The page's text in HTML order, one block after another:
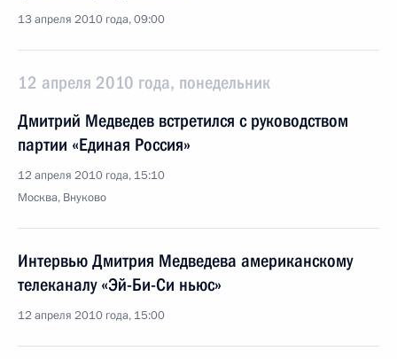
13 апреля 2010 года, 09:00
12 апреля 2010 года, понедельник
Дмитрий Медведев встретился с руководством
партии «Единая Россия»
12 апреля 2010 года, 15:10
Москва, Внуково
Интервью Дмитрия Медведева американскому
телеканалу «Эй-Би-Си ньюс»
12 апреля 2010 года, 15:00